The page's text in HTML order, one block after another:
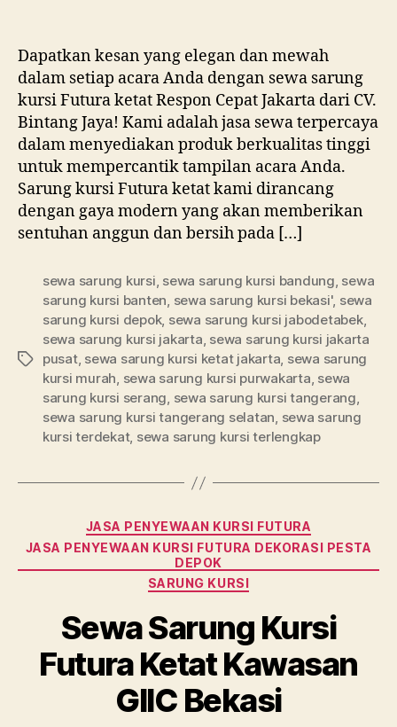
Kursi
Ketat
Respon
Cepat
Jakarta
Dapatkan kesan yang elegan dan mewah
dalam setiap acara Anda dengan sewa sarung
kursi Futura ketat Respon Cepat Jakarta dari CV.
Bintang Jaya! Kami adalah jasa sewa terpercaya
dalam menyediakan produk berkualitas tinggi
untuk mempercantik tampilan acara Anda.
Sarung kursi Futura ketat kami dirancang
dengan gaya modern yang akan memberikan
sentuhan anggun dan bersih pada […]
Tag
sewa sarung kursi, sewa sarung kursi bandung, sewa
sarung kursi banten, sewa sarung kursi bekasi', sewa
sarung kursi depok, sewa sarung kursi jabodetabek,
sewa sarung kursi jakarta, sewa sarung kursi jakarta
pusat, sewa sarung kursi ketat jakarta, sewa sarung
kursi murah, sewa sarung kursi purwakarta, sewa
sarung kursi serang, sewa sarung kursi tangerang,
sewa sarung kursi tangerang selatan, sewa sarung
kursi terdekat, sewa sarung kursi terlengkap
Kategori
JASA PENYEWAAN KURSI FUTURA
JASA PENYEWAAN KURSI FUTURA DEKORASI PESTA
DEPOK
SARUNG KURSI
Sewa Sarung Kursi
Futura Ketat Kawasan
GIIC Bekasi